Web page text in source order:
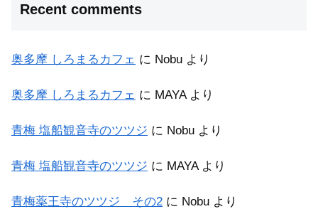
Recent comments
奥多摩 しろまるカフェ に Nobu より
奥多摩 しろまるカフェ に MAYAより
青梅 塩船観音寺のツツジ に Nobu より
青梅 塩船観音寺のツツジ に MAYAより
青梅薬王寺のツツジ その2 に Nobu より